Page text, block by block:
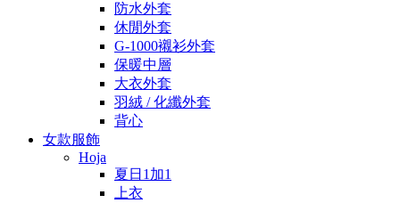
防水外套
休閒外套
G-1000襯衫外套
保暖中層
大衣外套
羽絨 / 化纖外套
背心
女款服飾
Hoja
夏日1加1
上衣